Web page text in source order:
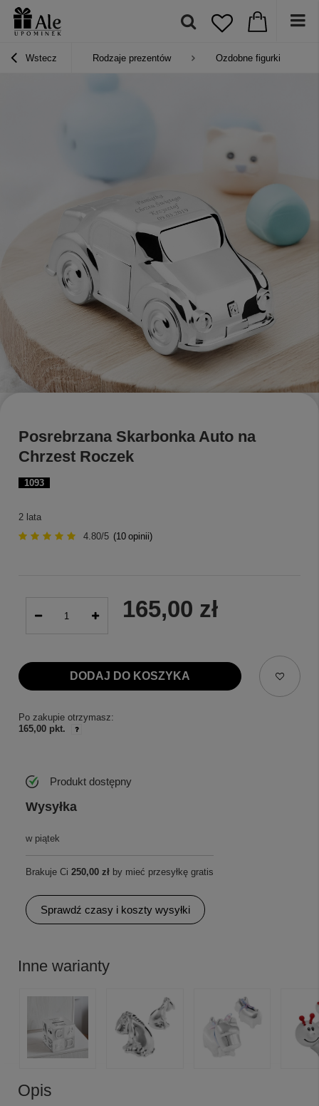
Wstecz Rodzaje prezentów Ozdobne figurki
1093
Posrebrzana Skarbonka Auto na
Chrzest Roczek
2 lata
4.80/5 (10 opinii)
165,00 zł
DODAJ DO KOSZYKA
Po zakupie otrzymasz:
165,00 pkt.
Produkt dostępny
Wysyłka
w piątek
Brakuje Ci 250,00 zł by mieć przesyłkę gratis
Sprawdź czasy i koszty wysyłki
Inne warianty
Opis